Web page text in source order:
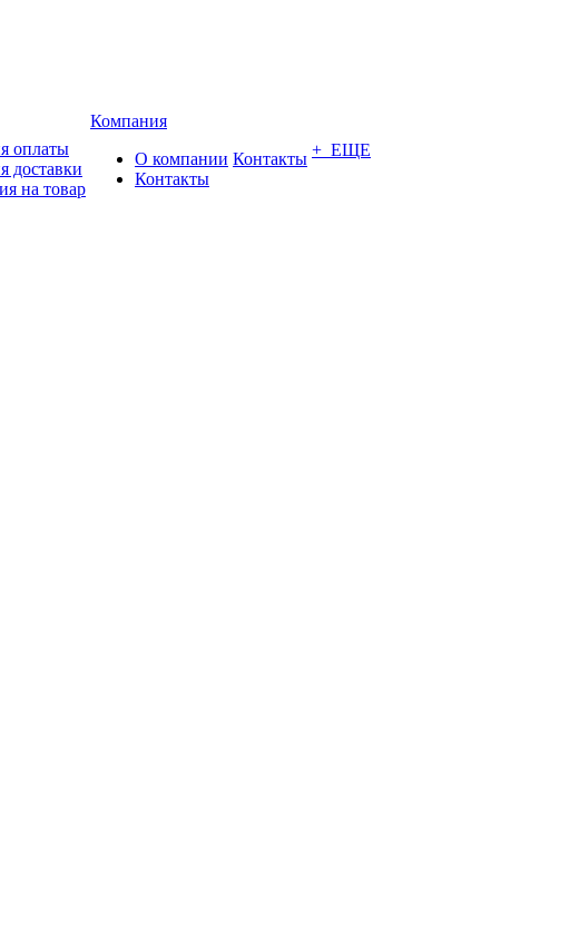
оплаты
доставки
на товар
Компания
О компании
Контакты
Контакты + ЕЩЕ